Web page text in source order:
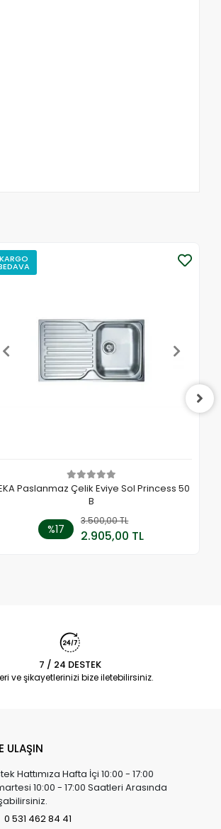
KARGO
Paslanmaz Çelik Eviye Sol Princess 50
B
%17
3.500,00 TL
2.905,00 TL
Sepete Ekle
7 / 24 DESTEK
ve şikayetlerinizi bize iletebilirsiniz.
ULAŞIN
Hattımıza Hafta İçi 10:00 - 17:00
10:00 - 17:00 Saatleri Arasında
0 531 462 84 41